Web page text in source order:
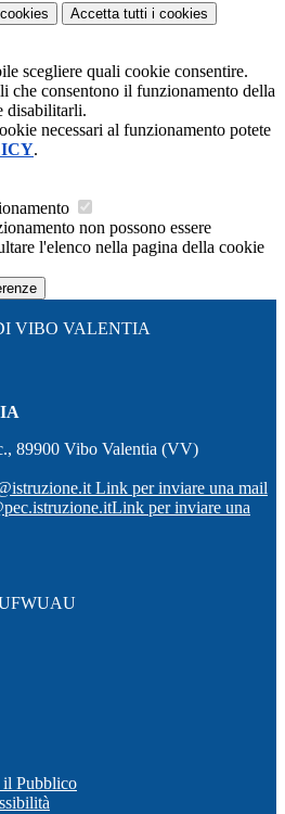
Accetta tutti i cookies
scegliere quali cookie consentire.
che consentono il funzionamento della
disabilitarli.
necessari al funzionamento potete
.
non possono essere
l'elenco nella pagina della cookie
VIBO VALENTIA
89900 Vibo Valentia (VV)
Link per inviare una mail
Link per inviare una
Pubblico